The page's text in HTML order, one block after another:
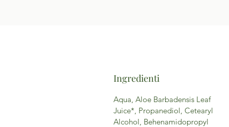
Ingredienti
Aqua, Aloe Barbadensis Leaf
Juice*, Propanediol, Cetearyl
Alcohol, Behenamidopropyl